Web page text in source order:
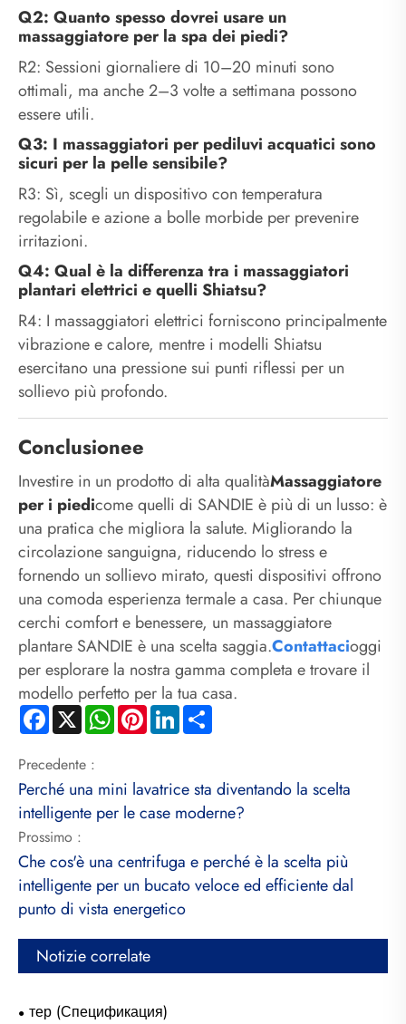
Q2: Quanto spesso dovrei usare un
massaggiatore per la spa dei piedi?
R2: Sessioni giornaliere di 10–20 minuti sono
ottimali, ma anche 2–3 volte a settimana possono
essere utili.
Q3: I massaggiatori per pediluvi acquatici sono
sicuri per la pelle sensibile?
R3: Sì, scegli un dispositivo con temperatura
regolabile e azione a bolle morbide per prevenire
irritazioni.
Q4: Qual è la differenza tra i massaggiatori
plantari elettrici e quelli Shiatsu?
R4: I massaggiatori elettrici forniscono principalmente
vibrazione e calore, mentre i modelli Shiatsu
esercitano una pressione sui punti riflessi per un
sollievo più profondo.
Conclusionee
Investire in un prodotto di alta qualitàMassaggiatore
per i piedicome quelli di SANDIE è più di un lusso: è
una pratica che migliora la salute. Migliorando la
circolazione sanguigna, riducendo lo stress e
fornendo un sollievo mirato, questi dispositivi offrono
una comoda esperienza termale a casa. Per chiunque
cerchi comfort e benessere, un massaggiatore
plantare SANDIE è una scelta saggia.Contattacioggi
per esplorare la nostra gamma completa e trovare il
modello perfetto per la tua casa.
Facebook
X WhatsApp
PinterestLinkedIn
Precedente :
Perché una mini lavatrice sta diventando la scelta
intelligente per le case moderne?
Prossimo :
Che cos'è una centrifuga e perché è la scelta più
intelligente per un bucato veloce ed efficiente dal
punto di vista energetico
Notizie correlate
тер (Спецификация)